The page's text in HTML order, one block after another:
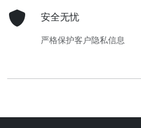
安全无忧
严格保护客户隐私信息